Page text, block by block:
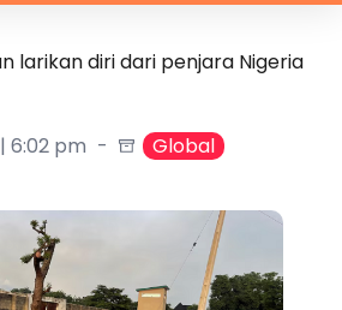
larikan diri dari penjara Nigeria
6:02 pm
Global